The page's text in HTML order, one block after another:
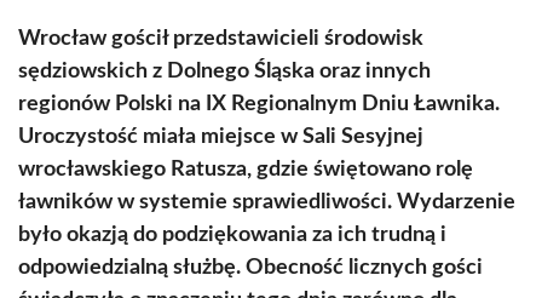
Wrocław gościł przedstawicieli środowisk
sędziowskich z Dolnego Śląska oraz innych
regionów Polski na IX Regionalnym Dniu Ławnika.
Uroczystość miała miejsce w Sali Sesyjnej
wrocławskiego Ratusza, gdzie świętowano rolę
ławników w systemie sprawiedliwości. Wydarzenie
było okazją do podziękowania za ich trudną i
odpowiedzialną służbę. Obecność licznych gości